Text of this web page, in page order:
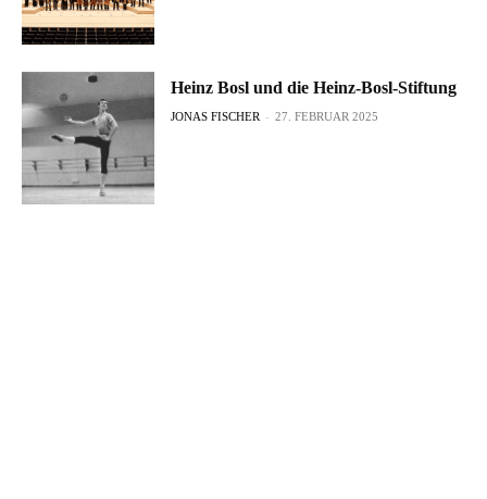
Heinz Bosl und die Heinz-Bosl-Stiftung
JONAS FISCHER - 27. FEBRUAR 2025